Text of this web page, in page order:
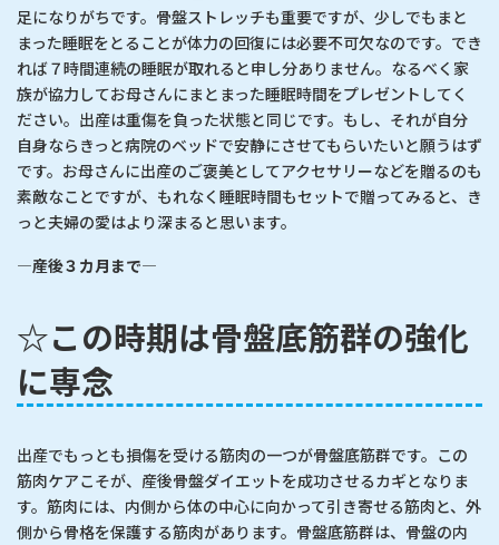
足になりがちです。骨盤ストレッチも重要ですが、少しでもまと
まった睡眠をとることが体力の回復には必要不可欠なのです。でき
れば７時間連続の睡眠が取れると申し分ありません。なるべく家
族が協力してお母さんにまとまった睡眠時間をプレゼントしてく
ださい。出産は重傷を負った状態と同じです。もし、それが自分
自身ならきっと病院のベッドで安静にさせてもらいたいと願うはず
です。お母さんに出産のご褒美としてアクセサリーなどを贈るのも
素敵なことですが、もれなく睡眠時間もセットで贈ってみると、き
っと夫婦の愛はより深まると思います。
―産後３カ月まで―
☆この時期は骨盤底筋群の強化
に専念
出産でもっとも損傷を受ける筋肉の一つが骨盤底筋群です。この
筋肉ケアこそが、産後骨盤ダイエットを成功させるカギとなりま
す。筋肉には、内側から体の中心に向かって引き寄せる筋肉と、外
側から骨格を保護する筋肉があります。骨盤底筋群は、骨盤の内